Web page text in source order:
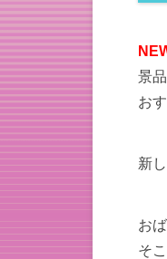
景
お
新
お
そ